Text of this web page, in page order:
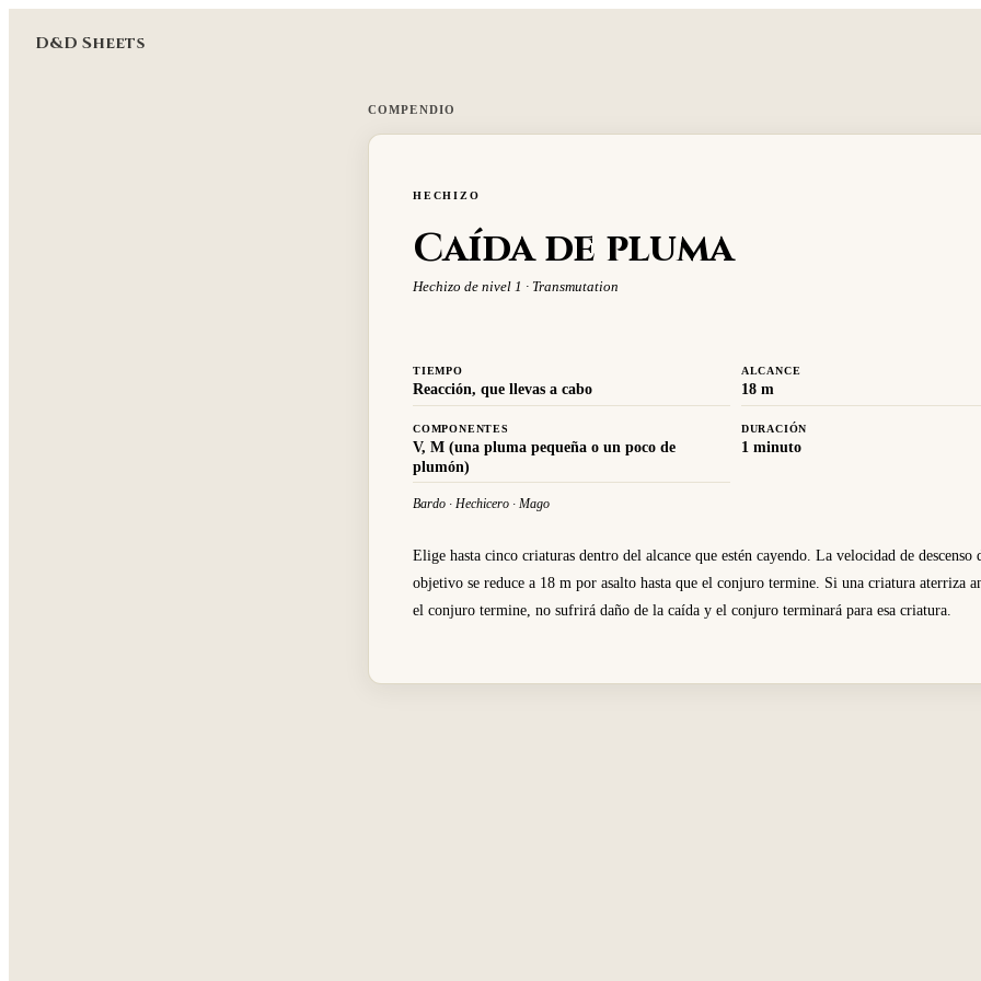
D&D Sheets
COMPENDIO
HECHIZO
Caída de pluma
Hechizo de nivel 1 · Transmutation
TIEMPO
Reacción, que llevas a cabo
ALCANCE
18 m
COMPONENTES
V, M (una pluma pequeña o un poco de
plumón)
DURACIÓN
1 minuto
Bardo · Hechicero · Mago
Elige hasta cinco criaturas dentro del alcance que estén cayendo. La velocidad de descenso
objetivo se reduce a 18 m por asalto hasta que el conjuro termine. Si una criatura aterriza
el conjuro termine, no sufrirá daño de la caída y el conjuro terminará para esa criatura.